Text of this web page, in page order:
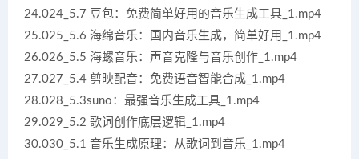
24.024_5.7 豆包：免费简单好用的音乐生成工具_1.mp4
25.025_5.6 海绵音乐：国内音乐生成，简单好用_1.mp4
26.026_5.5 海螺音乐：声音克隆与音乐创作_1.mp4
27.027_5.4 剪映配音：免费语音智能合成_1.mp4
28.028_5.3suno：最强音乐生成工具_1.mp4
29.029_5.2 歌词创作底层逻辑_1.mp4
30.030_5.1 音乐生成原理：从歌词到音乐_1.mp4